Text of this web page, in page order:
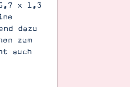
x 1,3
dazu
zum
auch